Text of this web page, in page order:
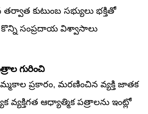
కుటుంబ సభ్యులు భక్తితో
సంప్రదాయ విశ్వాసాలు
గురించి
ప్రకారం, మరణించిన వ్యక్తి జాతక
వ్యక్తిగత ఆధ్యాత్మిక పత్రాలను ఇంట్లో